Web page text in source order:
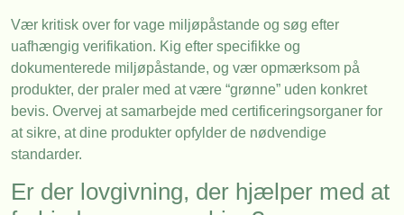
Vær kritisk over for vage miljøpåstande og søg efter
uafhængig verifikation. Kig efter specifikke og
dokumenterede miljøpåstande, og vær opmærksom på
produkter, der praler med at være “grønne” uden konkret
bevis. Overvej at samarbejde med certificeringsorganer for
at sikre, at dine produkter opfylder de nødvendige
standarder.
Er der lovgivning, der hjælper med at